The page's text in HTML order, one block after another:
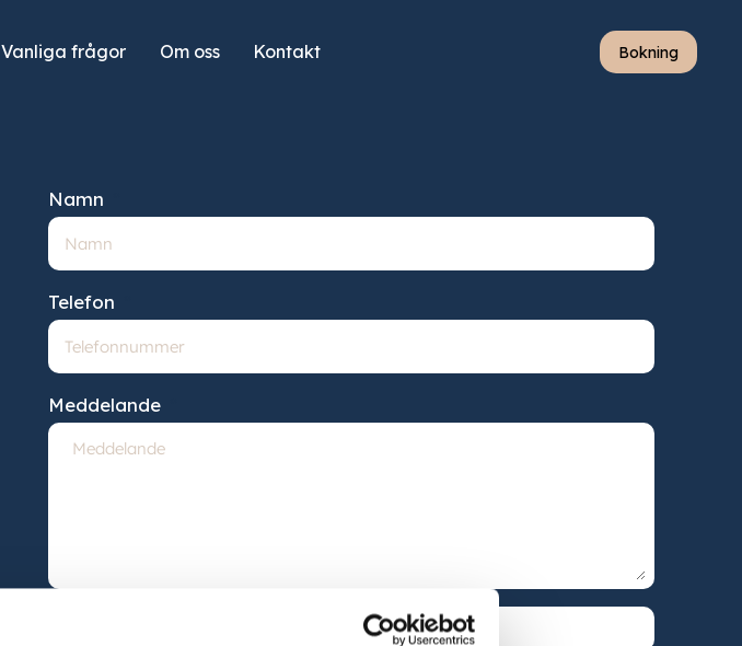
Vanliga frågor Om oss Kontakt Bokning
Namn
Telefon
Meddelande